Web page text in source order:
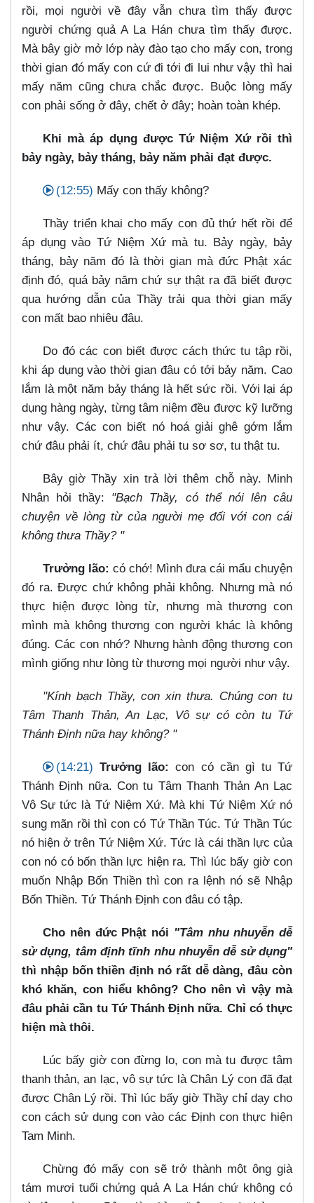
rồi, mọi người về đây vẫn chưa tìm thấy được
người chứng quả A La Hán chưa tìm thấy được.
Mà bây giờ mở lớp này đào tạo cho mấy con, trong
thời gian đó mấy con cứ đi tới đi lui như vậy thì hai
mấy năm cũng chưa chắc được. Buộc lòng mấy
con phải sống ở đây, chết ở đây; hoàn toàn khép.
Khi mà áp dụng được Tứ Niệm Xứ rồi thì
bảy ngày, bảy tháng, bảy năm phải đạt được.
(12:55) Mấy con thấy không?
Thầy triển khai cho mấy con đủ thứ hết rồi để
áp dụng vào Tứ Niệm Xứ mà tu. Bảy ngày, bảy
tháng, bảy năm đó là thời gian mà đức Phật xác
định đó, quá bảy năm chứ sự thật ra đã biết được
qua hướng dẫn của Thầy trải qua thời gian mấy
con mất bao nhiêu đâu.
Do đó các con biết được cách thức tu tập rồi,
khi áp dụng vào thời gian đâu có tới bảy năm. Cao
lắm là một năm bảy tháng là hết sức rồi. Với lại áp
dụng hàng ngày, từng tâm niệm đều được kỹ lưỡng
như vậy. Các con biết nó hoá giải ghê gớm lắm
chứ đâu phải ít, chứ đâu phải tu sơ sơ, tu thật tu.
Bây giờ Thầy xin trả lời thêm chỗ này. Minh
Nhân hỏi thầy: "Bạch Thầy, có thể nói lên câu
chuyện về lòng từ của người mẹ đối với con cái
không thưa Thầy? "
Trưởng lão: có chớ! Mình đưa cái mẩu chuyện
đó ra. Được chứ không phải không. Nhưng mà nó
thực hiện được lòng từ, nhưng mà thương con
mình mà không thương con người khác là không
đúng. Các con nhớ? Nhưng hành động thương con
mình giống như lòng từ thương mọi người như vậy.
"Kính bạch Thầy, con xin thưa. Chúng con tu
Tâm Thanh Thản, An Lạc, Vô sự có còn tu Tứ
Thánh Định nữa hay không? "
(14:21) Trưởng lão: con có cần gì tu Tứ
Thánh Định nữa. Con tu Tâm Thanh Thản An Lạc
Vô Sự tức là Tứ Niệm Xứ. Mà khi Tứ Niệm Xứ nó
sung mãn rồi thì con có Tứ Thần Túc. Tứ Thần Túc
nó hiện ở trên Tứ Niệm Xứ. Tức là cái thần lực của
con nó có bốn thần lực hiện ra. Thì lúc bấy giờ con
muốn Nhập Bốn Thiền thì con ra lệnh nó sẽ Nhập
Bốn Thiền. Tứ Thánh Định con đâu có tập.
Cho nên đức Phật nói "Tâm nhu nhuyễn dễ
sử dụng, tâm định tĩnh nhu nhuyễn dễ sử dụng"
thì nhập bốn thiền định nó rất dễ dàng, đâu còn
khó khăn, con hiểu không? Cho nên vì vậy mà
đâu phải cần tu Tứ Thánh Định nữa. Chỉ có thực
hiện mà thôi.
Lúc bấy giờ con đừng lo, con mà tu được tâm
thanh thản, an lạc, vô sự tức là Chân Lý con đã đạt
được Chân Lý rồi. Thì lúc bấy giờ Thầy chỉ dạy cho
con cách sử dụng con vào các Định con thực hiện
Tam Minh.
Chừng đó mấy con sẽ trở thành một ông già
tám mươi tuổi chứng quả A La Hán chứ không có